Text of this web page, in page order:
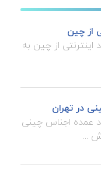
از چین
اینترنتی از چین به
در تهران
عمده اجناس چینی
...